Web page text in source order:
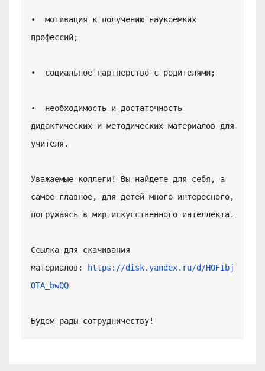
•  мотивация к получению наукоемких
профессий;
•  социальное партнерство с родителями;
•  необходимость и достаточность
дидактических и методических материалов для
учителя.
Уважаемые коллеги! Вы найдете для себя, а
самое главное, для детей много интересного,
погружаясь в мир искусственного интеллекта.
Ссылка для скачивания
материалов:
https://disk.yandex.ru/d/H0FIbj
OTA_bwQQ
Будем рады сотрудничеству!